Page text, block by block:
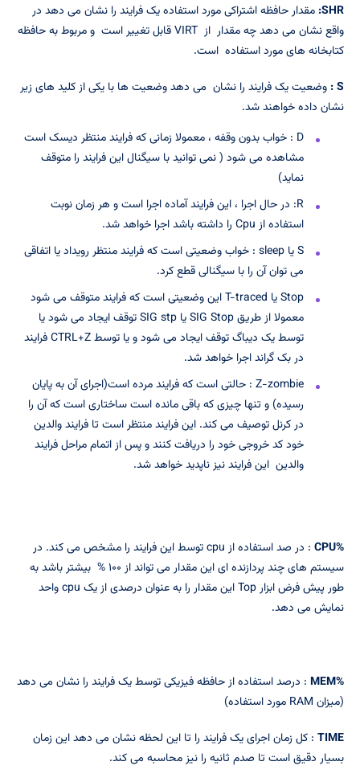
SHR
: مقدار حافظه اشتراکی مورد استفاده یک فرایند را نشان می دهد در
واقع نشان می دهد چه مقدار از VIRT قابل تغییر است و مربوط به حافظه
کتابخانه های مورد استفاده است.
S
: وضعیت یک فرایند را نشان می دهد وضعیت ها با یکی از کلید های زیر
نشان داده خواهند شد.
D : خواب بدون وقفه ، معمولا زمانی که فرایند منتظر دیسک است
مشاهده می شود ( نمی توانید با سیگنال این فرایند را متوقف
نماید)
R: در حال اجرا ، این فرایند آماده اجرا است و هر زمان نوبت
استفاده از Cpu را داشته باشد اجرا خواهد شد.
S یا sleep : خواب وضعیتی است که فرایند منتظر رویداد یا اتفاقی
می توان آن را با سیگنالی قطع کرد.
Stop یا T-traced این وضعیتی است که فرایند متوقف می شود
معمولا از طریق SIG Stop یا SIG stp توقف ایجاد می شود یا
توسط یک دیباگ توقف ایجاد می شود و یا توسط CTRL+Z فرایند
در بک گراند اجرا خواهد شد.
Z-zombie : حالتی است که فرایند مرده است(اجرای آن به پایان
رسیده) و تنها چیزی که باقی مانده است ساختاری است که آن را
در کرنل توصیف می کند. این فرایند منتظر است تا فرایند والدین
خود کد خروجی خود را دریافت کنند و پس از اتمام مراحل فرایند
والدین این فرایند نیز ناپدید خواهد شد.
%CPU
: در صد استفاده از cpu توسط این فرایند را مشخص می کند. در
سیستم های چند پردازنده ای این مقدار می تواند از ۱۰۰ % بیشتر باشد به
طور پیش فرض ابزار Top این مقدار را به عنوان درصدی از یک cpu واحد
نمایش می دهد.
%MEM
: درصد استفاده از حافظه فیزیکی توسط یک فرایند را نشان می دهد
(میزان RAM مورد استفاده)
TIME : کل زمان اجرای یک فرایند را تا این لحظه نشان می دهد این زمان
بسیار دقیق است تا صدم ثانیه را نیز محاسبه می کند.